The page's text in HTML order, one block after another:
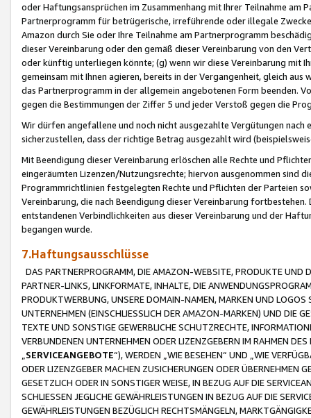
oder Haftungsansprüchen im Zusammenhang mit Ihrer Teilnahme am
Partnerprogramm für betrügerische, irreführende oder illegale
Amazon durch Sie oder Ihre Teilnahme am Partnerprogramm
dieser Vereinbarung oder den gemäß dieser Vereinbarung von den
oder künftig unterliegen könnte; (g) wenn wir diese Vereinbarung mit
gemeinsam mit Ihnen agieren, bereits in der Vergangenheit, gleich
das Partnerprogramm in der allgemein angebotenen Form beenden.
gegen die Bestimmungen der Ziffer 5 und jeder Verstoß gegen die
Wir dürfen angefallene und noch nicht ausgezahlte Vergütungen
sicherzustellen, dass der richtige Betrag ausgezahlt wird
Mit Beendigung dieser Vereinbarung erlöschen alle Rechte und
eingeräumten Lizenzen/Nutzungsrechte; hiervon ausgenommen sind
Programmrichtlinien festgelegten Rechte und Pflichten der Parteien
Vereinbarung, die nach Beendigung dieser Vereinbarung
entstandenen Verbindlichkeiten aus dieser Vereinbarung und der
begangen wurde.
7.Haftungsausschlüsse
DAS PARTNERPROGRAMM, DIE AMAZON-WEBSITE, PRODUKTE UND
PARTNER-LINKS, LINKFORMATE, INHALTE, DIE
PRODUKTWERBUNG, UNSERE DOMAIN-NAMEN, MARKEN UND
UNTERNEHMEN (EINSCHLIESSLICH DER AMAZON-MARKEN) UND DIE
TEXTE UND SONSTIGE GEWERBLICHE SCHUTZRECHTE,
VERBUNDENEN UNTERNEHMEN ODER LIZENZGEBERN IM RAHMEN
SERVICEANGEBOTE“), WERDEN „WIE BESEHEN“ UND „WIE
ODER LIZENZGEBER MACHEN ZUSICHERUNGEN ODER ÜBERNEHMEN
GESETZLICH ODER IN SONSTIGER WEISE, IN BEZUG AUF DIE
SCHLIESSEN JEGLICHE GEWÄHRLEISTUNGEN IN BEZUG AUF DIE
GEWÄHRLEISTUNGEN BEZÜGLICH RECHTSMÄNGELN,